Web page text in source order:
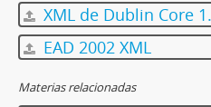
XML de Dublin Core
EAD 2002 XML
Materias relacionadas